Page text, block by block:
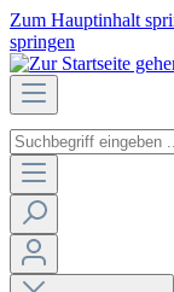
Zum Hauptinhalt
springen